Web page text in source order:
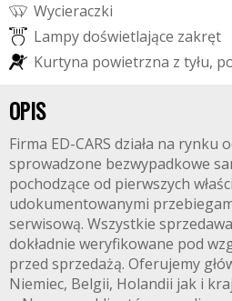
Wycieraczki
Lampydoświetlające zakręt
Kurtyna powietrzna z tyłu, p
OPIS
Firma ED-CARS działa na rynku
sprowadzone bezwypadkowe
pochodzące od pierwszych
udokumentowanymi
serwisową. Wszystkie
dokładnie weryfikowane pod
przed sprzedażą. Oferujemy
Niemiec, Belgii, Holandii jak i